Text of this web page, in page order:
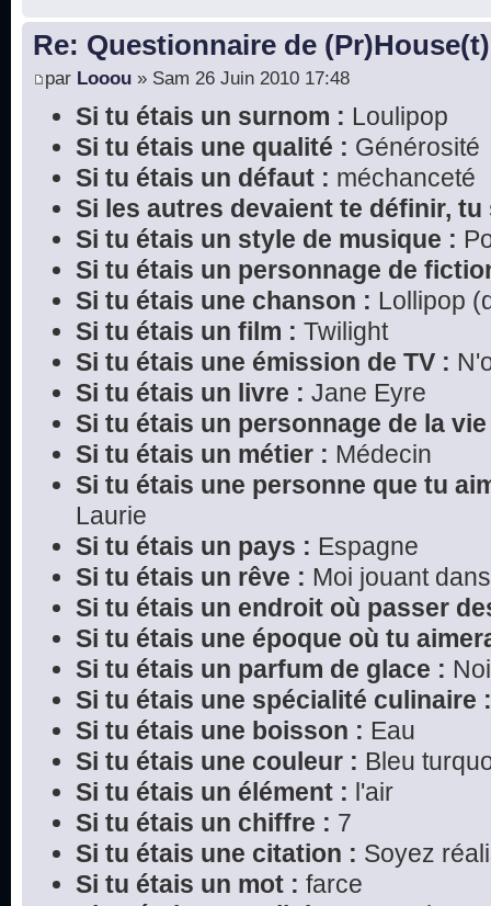
Re: Questionnaire de (Pr)House(t)
par Looou » Sam 26 Juin 2010 17:48
Si tu étais un surnom : Loulipop
Si tu étais une qualité : Générosité
Si tu étais un défaut : méchanceté
Si les autres devaient te définir, tu
Si tu étais un style de musique :
Si tu étais un personnage de
Si tu étais une chanson : Lollipop
Si tu étais un film : Twilight
Si tu étais une émission de TV :
Si tu étais un livre : Jane Eyre
Si tu étais un personnage de la
Si tu étais un métier : Médecin
Si tu étais une personne que tu
Laurie
Si tu étais un pays : Espagne
Si tu étais un rêve : Moi jouant
Si tu étais un endroit où passer
Si tu étais une époque où tu
Si tu étais un parfum de glace :
Si tu étais une spécialité culinaire :
Si tu étais une boisson : Eau
Si tu étais une couleur : Bleu
Si tu étais un élément : l'air
Si tu étais un chiffre : 7
Si tu étais une citation : Soyez
Si tu étais un mot : farce